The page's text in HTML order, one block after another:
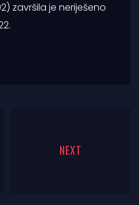
završila je neriješeno
NEXT